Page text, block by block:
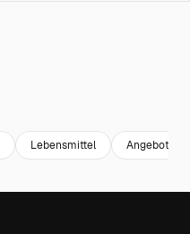
Lebensmittel Angebot